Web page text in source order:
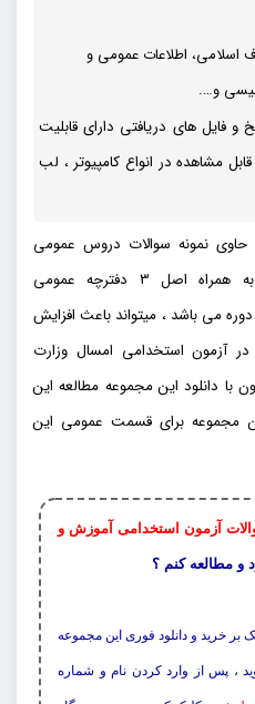
اسلامی، اطلاعات عمومی و
و….
و فایل های دریافتی دارای قابلیت
مشاهده در انواع کامپیوتر ، لب
حاوی نمونه سوالات دروس عمومی
آزمون های مختلف استخدامی به همراه اصل 3 دفترچه عمومی
می باشد ، میتواند باعث افزایش
استخدامی امسال وزارت
دانلود این مجموعه مطالعه این
مجموعه برای قسمت عمومی این
آزمون استخدامی آموزش و
و مطالعه کنم ؟
بر خرید و دانلود فوری این مجموعه
، پس از وارد کردن نام و شماره